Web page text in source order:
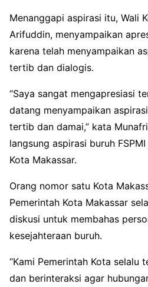
Menanggapi aspirasi itu, Wali
Arifuddin, menyampaikan
karena telah menyampaikan
tertib dan dialogis.
“Saya sangat mengapresiasi
datang menyampaikan
tertib dan damai,” kata
langsung aspirasi buruh
Kota Makassar.
Orang nomor satu Kota
Pemerintah Kota Makassar
diskusi untuk membahas
kesejahteraan buruh.
“Kami Pemerintah Kota selalu
dan berinteraksi agar